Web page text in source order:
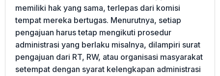
memiliki hak yang sama, terlepas dari komisi
tempat mereka bertugas. Menurutnya, setiap
pengajuan harus tetap mengikuti prosedur
administrasi yang berlaku misalnya, dilampiri surat
pengajuan dari RT, RW, atau organisasi masyarakat
setempat dengan syarat kelengkapan administrasi